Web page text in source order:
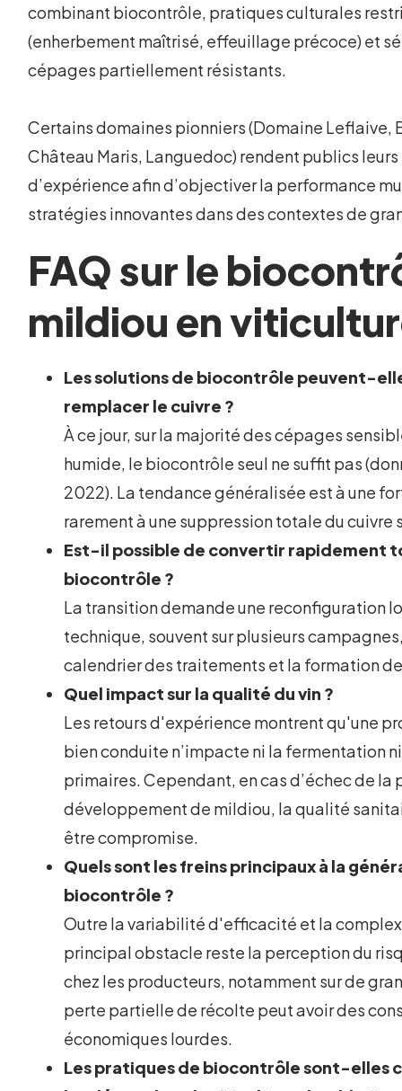
combinant biocontrôle, pratiques culturales
(enherbement maîtrisé, effeuillage précoce) et
cépages partiellement résistants.
Certains domaines pionniers (Domaine Leflaive,
Château Maris, Languedoc) rendent publics
d’expérience afin d’objectiver la performance
stratégies innovantes dans des contextes de
FAQ sur le
mildiou en
Les solutions de biocontrôle peuvent-
remplacer le cuivre ?
À ce jour, sur la majorité des cépages
humide, le biocontrôle seul ne suffit pas
2022). La tendance généralisée est à une
rarement à une suppression totale du cuivre
Est-il possible de convertir rapidement
biocontrôle ?
La transition demande une reconfiguration
technique, souvent sur plusieurs
calendrier des traitements et la formation
Quel impact sur la qualité du vin ?
Les retours d'expérience montrent qu'une
bien conduite n’impacte ni la fermentation
primaires. Cependant, en cas d’échec de
développement de mildiou, la qualité
être compromise.
Quels sont les freins principaux à la
biocontrôle ?
Outre la variabilité d'efficacité et la
principal obstacle reste la perception du
chez les producteurs, notamment sur de
perte partielle de récolte peut avoir des
économiques lourdes.
Les pratiques de biocontrôle sont-elles